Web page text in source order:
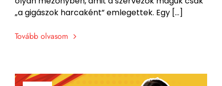
„a gigászok harcaként” emlegettek. Egy […]
Tovább olvasom